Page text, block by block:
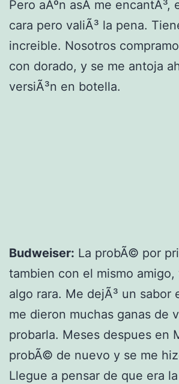
Pero aÃºn asÃ­ me encantÃ³,
cara pero valiÃ³ la pena.
increible. Nosotros
con dorado, y se me antoja
versiÃ³n en botella.
Budweiser: La probÃ© por
tambien con el mismo amigo,
algo rara. Me dejÃ³ un sabor
me dieron muchas ganas de
probarla. Meses despues en
probÃ© de nuevo y se me
Llegue a pensar de que era